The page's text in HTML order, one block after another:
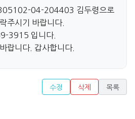
04-204403 김두령으로
주시기 바랍니다.
3915 입니다.
랍니다. 갑사합니다.
수정 삭제 목록